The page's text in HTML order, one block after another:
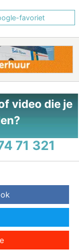
favoriet
video die je
71 321